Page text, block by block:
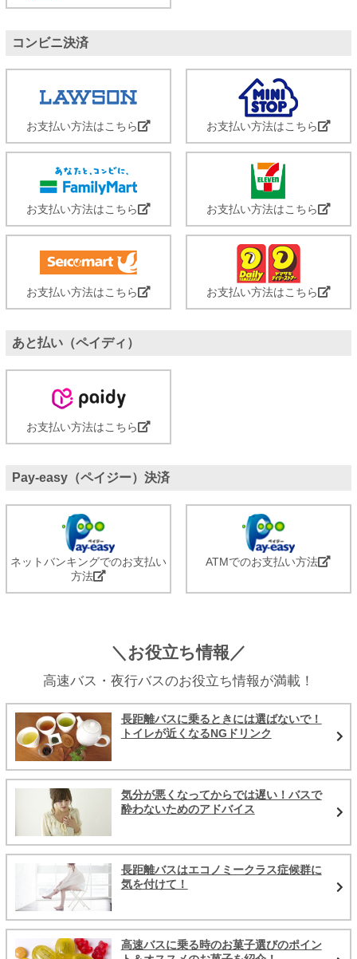
コンビニ決済
お支払い方法はこちら お支払い方法はこちら
お支払い方法はこちら お支払い方法はこちら
お支払い方法はこちら お支払い方法はこちら
あと払い（ペイディ）
お支払い方法はこちら
Pay-easy（ペイジー）決済
ネットバンキングでのお支払い
方法
ATMでのお支払い方法
＼お役立ち情報／
高速バス・夜行バスのお役立ち情報が満載！
長距離バスに乗るときには選ばないで！
トイレが近くなるNGドリンク
気分が悪くなってからでは遅い！バスで
酔わないためのアドバイス
長距離バスはエコノミークラス症候群に
気を付けて！
高速バスに乗る時のお菓子選びのポイン